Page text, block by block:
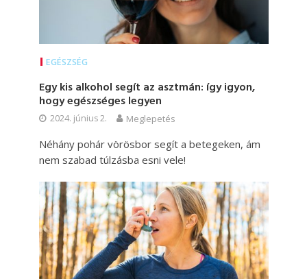
EGÉSZSÉG
Egy kis alkohol segít az asztmán: így igyon,
hogy egészséges legyen
2024. június 2. Meglepetés
Néhány pohár vörösbor segít a betegeken, ám
nem szabad túlzásba esni vele!